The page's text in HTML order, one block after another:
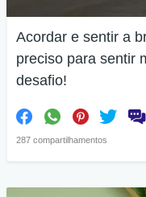
Acordar e sentir a
preciso para sentir
desafio!
287 compartilhamentos